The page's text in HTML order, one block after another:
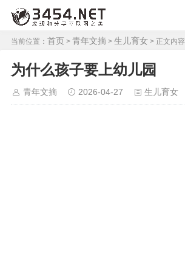
当前位置： 首页 > 青年文摘 > 生儿育女 > 正文内容
为什么孩子要上幼儿园
青年文摘 2026-04-27 生儿育女